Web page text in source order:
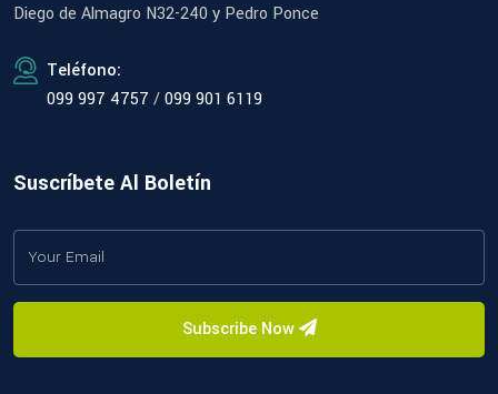
Diego de Almagro N32-240 y Pedro Ponce
Teléfono:
099 997 4757 /099 901 6119
Suscríbete Al Boletín
Subscribe Now